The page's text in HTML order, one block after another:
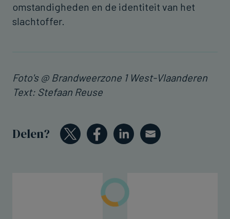
omstandigheden en de identiteit van het
slachtoffer.
Foto's @ Brandweerzone 1 West-Vlaanderen
Text: Stefaan Reuse
Delen?